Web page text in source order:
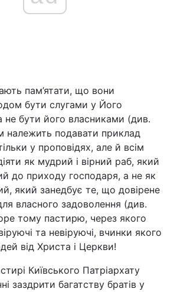
пам’ятати, що вони
бути слугами у Його
не бути його власниками (див.
належить подавати приклад
у проповідях, але й всім
як мудрий і вірний раб, який
до приходу господаря, а не як
який занедбує те, що довірене
власного задоволення (див.
тому пастирю, через якого
та невіруючі, вчинки якого
від Христа і Церкви!
Київського Патріархату
заздрити багатству братів у